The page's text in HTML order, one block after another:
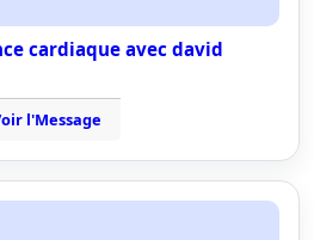
cardiaque avec david
l'Message